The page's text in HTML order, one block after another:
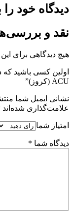
دیدگاه خود را
نقد و
هیچ دیدگاهی برای
اولین کسی باشید که
ACU (کروز)”
نشانی ایمیل شما
علامت‌گذاری شده‌اند
امتیاز شما
دیدگاه شما *